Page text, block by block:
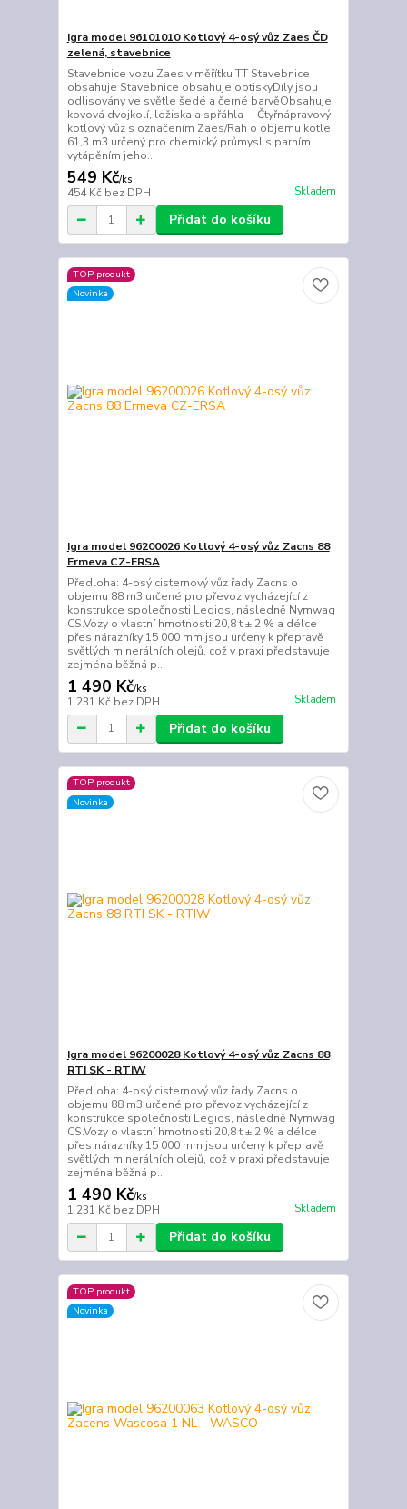
Igra model 96101010 Kotlový 4-osý vůz Zaes ČD
zelená, stavebnice
Stavebnice vozu Zaes v měřítku TT Stavebnice
obsahuje Stavebnice obsahuje obtiskyDíly jsou
odlisovány ve světle šedé a černé barvěObsahuje
kovová dvojkolí, ložiska a spřáhla Čtyřnápravový
kotlový vůz s označením Zaes/Rah o objemu kotle
61,3 m3 určený pro chemický průmysl s parním
vytápěním jeho...
549 Kč/ks
454 Kč bez DPH Skladem
Přidat do košíku
TOP produkt
Novinka
Igra model 96200026 Kotlový 4-osý vůz Zacns 88
Ermeva CZ-ERSA
Předloha: 4-osý cisternový vůz řady Zacns o
objemu 88 m3 určené pro převoz vycházející z
konstrukce společnosti Legios, následně Nymwag
CS.Vozy o vlastní hmotnosti 20,8 t ± 2 % a délce
přes nárazníky 15 000 mm jsou určeny k přepravě
světlých minerálních olejů, což v praxi představuje
zejména běžná p...
1 490 Kč/ks
1 231 Kč bez DPH Skladem
Přidat do košíku
TOP produkt
Novinka
Igra model 96200028 Kotlový 4-osý vůz Zacns 88
RTI SK - RTIW
Předloha: 4-osý cisternový vůz řady Zacns o
objemu 88 m3 určené pro převoz vycházející z
konstrukce společnosti Legios, následně Nymwag
CS.Vozy o vlastní hmotnosti 20,8 t ± 2 % a délce
přes nárazníky 15 000 mm jsou určeny k přepravě
světlých minerálních olejů, což v praxi představuje
zejména běžná p...
1 490 Kč/ks
1 231 Kč bez DPH Skladem
Přidat do košíku
TOP produkt
Novinka